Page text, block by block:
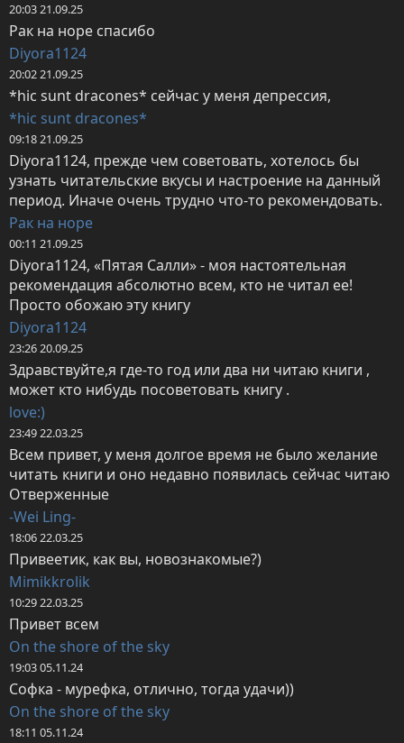
20:03 21.09.25
Рак на норе спасибо
Diyora1124
20:02 21.09.25
*hic sunt dracones* сейчас у меня депрессия,
*hic sunt dracones*
09:18 21.09.25
Diyora1124, прежде чем советовать, хотелось бы
узнать читательские вкусы и настроение на данный
период. Иначе очень трудно что-то рекомендовать.
Рак на норе
00:11 21.09.25
Diyora1124, «Пятая Салли» - моя настоятельная
рекомендация абсолютно всем, кто не читал ее!
Просто обожаю эту книгу
Diyora1124
23:26 20.09.25
Здравствуйте,я где-то год или два ни читаю книги ,
может кто нибудь посоветовать книгу .
love:)
23:49 22.03.25
Всем привет, у меня долгое время не было желание
читать книги и оно недавно появилась сейчас читаю
Отверженные
-Wei Ling-
18:06 22.03.25
Привеетик, как вы, новознакомые?)
Mimikkrolik
10:29 22.03.25
Привет всем
On the shore of the sky
19:03 05.11.24
Софка - мурефка, отлично, тогда удачи))
On the shore of the sky
18:11 05.11.24